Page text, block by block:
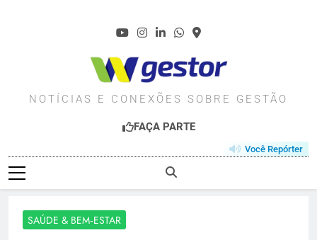
WGESTOR.COM.BR
NOTÍCIAS E CONEXÕES SOBRE GESTÃO
FAÇA PARTE
Você Repórter
SAÚDE & BEM‑ESTAR